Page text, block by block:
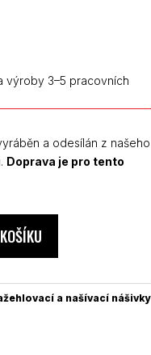
výroby 3–5 pracovních
a odesílán z našeho
Doprava je pro tento
a našívací nášivky